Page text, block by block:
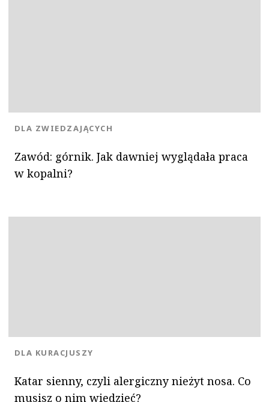
Zawód: górnik. Jak dawniej wyglądała praca
w kopalni?
KATEGORIA:
DLA ZWIEDZAJĄCYCH
Katar sienny, czyli alergiczny nieżyt nosa. Co
musisz o nim wiedzieć?
KATEGORIA:
DLA KURACJUSZY